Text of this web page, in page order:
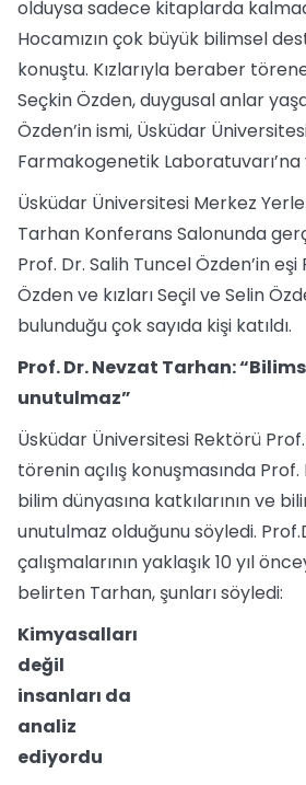
olduysa sadece kitaplarda
Hocamızın çok büyük bilimsel
konuştu. Kızlarıyla beraber
Seçkin Özden, duygusal anlar
Özden’in ismi, Üsküdar
Farmakogenetik Laboratuvarı’na
Üsküdar Üniversitesi Merkez
Tarhan Konferans Salonunda
Prof. Dr. Salih Tuncel Özden’in eşi
Özden ve kızları Seçil ve Selin
bulunduğu çok sayıda kişi katıldı.
Prof. Dr. Nevzat Tarhan:
unutulmaz”
Üsküdar Üniversitesi Rektörü
törenin açılış konuşmasında
bilim dünyasına katkılarının ve
unutulmaz olduğunu söyledi.
çalışmalarının yaklaşık 10 yıl
belirten Tarhan, şunları söyledi:
Kimyasalları
değil
insanları da
analiz
ediyordu